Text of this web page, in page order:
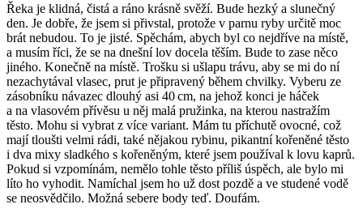
Řeka je klidná, čistá a ráno krásně svěží. Bude hezký a slunečný
den. Je dobře, že jsem si přivstal, protože v parnu ryby určitě moc
brát nebudou. To je jisté. Spěchám, abych byl co nejdříve na místě,
a musím říci, že se na dnešní lov docela těším. Bude to zase něco
jiného. Konečně na místě. Trošku si ušlapu trávu, aby se mi do ní
nezachytával vlasec, prut je připravený během chvilky. Vyberu ze
zásobníku návazec dlouhý asi 40 cm, na jehož konci je háček
a na vlasovém přívěsu u něj malá pružinka, na kterou nastražím
těsto. Mohu si vybrat z více variant. Mám tu příchutě ovocné, což
mají tloušti velmi rádi, také nějakou rybinu, pikantní kořeněné těsto
i dva mixy sladkého s kořeněným, které jsem používal k lovu kaprů.
Pokud si vzpomínám, nemělo tohle těsto příliš úspěch, ale bylo mi
líto ho vyhodit. Namíchal jsem ho už dost pozdě a ve studené vodě
se neosvědčilo. Možná sebere body teď. Doufám.